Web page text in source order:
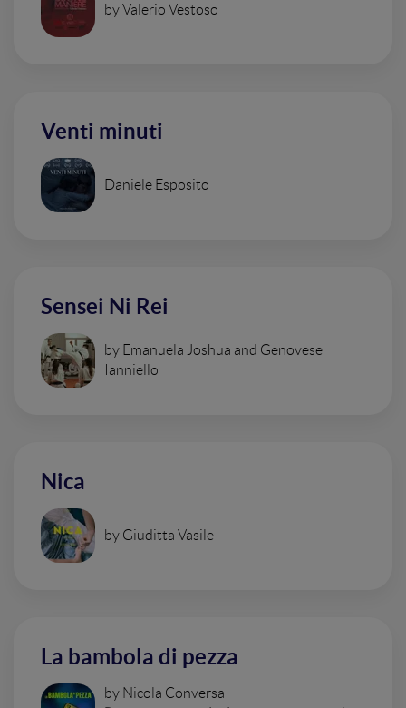
by Valerio Vestoso
Venti minuti
Daniele Esposito
Sensei Ni Rei
by Emanuela Joshua and Genovese
Ianniello
Nica
by Giuditta Vasile
La bambola di pezza
by Nicola Conversa